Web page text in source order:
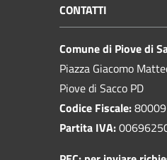
CONTATTI
Comune di Piove di
Piazza Giacomo
Piove di Sacco PD
Codice Fiscale:
Partita IVA: